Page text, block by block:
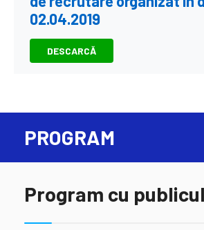
02.04.2019
DESCARCĂ
PROGRAM
Program cu publicul